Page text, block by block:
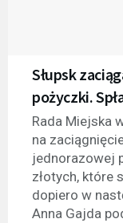
Słupsk
pożyczki.
Rada Miejska
na
jednorazowej
złotych, które
dopiero w
Anna Gajda